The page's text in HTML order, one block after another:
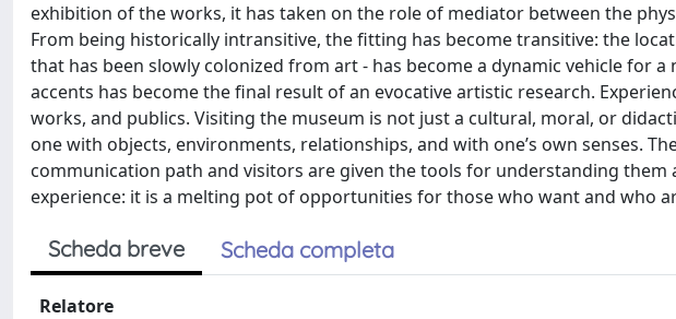
exhibition of the works, it has taken on the role of mediator between the
From being historically intransitive, the fitting has become transitive: the
that has been slowly colonized from art - has become a dynamic vehicle for
accents has become the final result of an evocative artistic research.
works, and publics. Visiting the museum is not just a cultural, moral, or
one with objects, environments, relationships, and with one’s own senses.
communication path and visitors are given the tools for understanding
experience: it is a melting pot of opportunities for those who want and who
Scheda breve Scheda completa
Relatore